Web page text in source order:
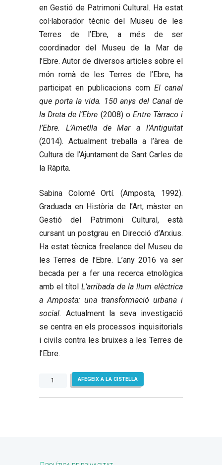
en Gestió de Patrimoni Cultural. Ha estat
col·laborador tècnic del Museu de les
Terres de l’Ebre, a més de ser
coordinador del Museu de la Mar de
l’Ebre. Autor de diversos articles sobre el
món romà de les Terres de l’Ebre, ha
participat en publicacions com El canal
que porta la vida. 150 anys del Canal de
la Dreta de l’Ebre (2008) o Entre Tàrraco i
l’Ebre. L’Ametlla de Mar a l’Antiguitat
(2014). Actualment treballa a l’àrea de
Cultura de l’Ajuntament de Sant Carles de
la Ràpita.
Sabina Colomé Ortí. (Amposta, 1992).
Graduada en Història de l’Art, màster en
Gestió del Patrimoni Cultural, està
cursant un postgrau en Direcció d’Arxius.
Ha estat tècnica freelance del Museu de
les Terres de l’Ebre. L’any 2016 va ser
becada per a fer una recerca etnològica
amb el títol L’arribada de la llum elèctrica
a Amposta: una transformació urbana i
social. Actualment la seva investigació
se centra en els processos inquisitorials
i civils contra les bruixes a les Terres de
l’Ebre.
quantitat
De
a
AFEGEIX A LA CISTELLA